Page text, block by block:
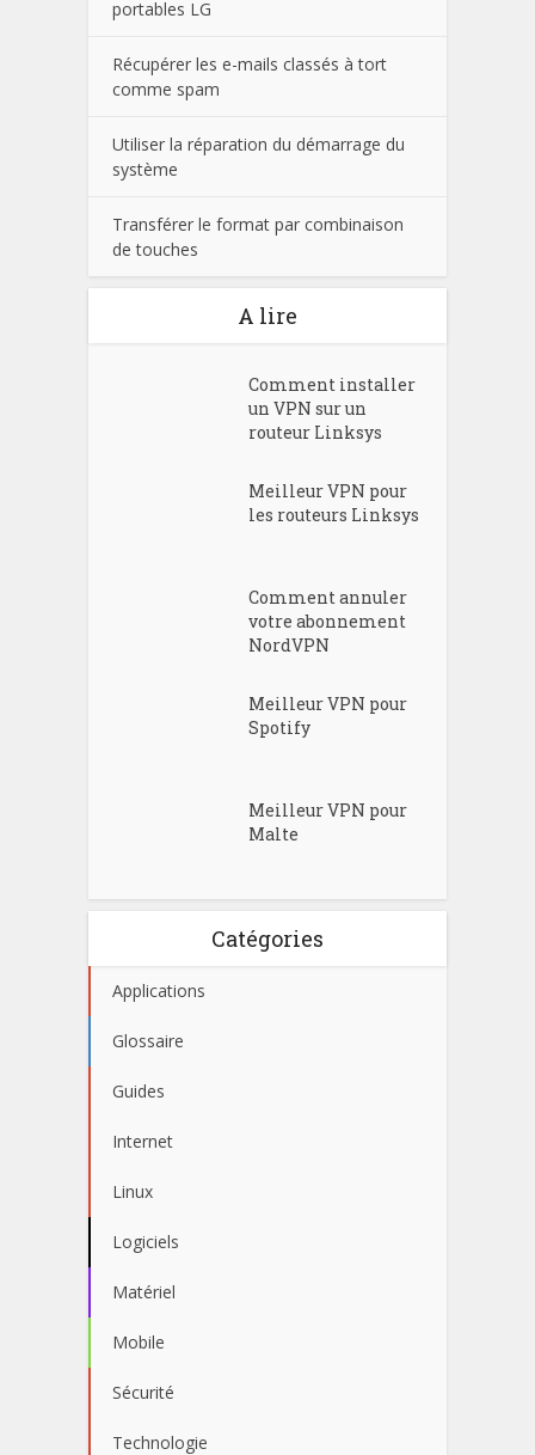
portables LG
Récupérer les e-mails classés à tort
comme spam
Utiliser la réparation du démarrage du
système
Transférer le format par combinaison
de touches
A lire
Comment installer
un VPN sur un
routeur Linksys
Meilleur VPN pour
les routeurs Linksys
Comment annuler
votre abonnement
NordVPN
Meilleur VPN pour
Spotify
Meilleur VPN pour
Malte
Catégories
Applications
Glossaire
Guides
Internet
Linux
Logiciels
Matériel
Mobile
Sécurité
Technologie